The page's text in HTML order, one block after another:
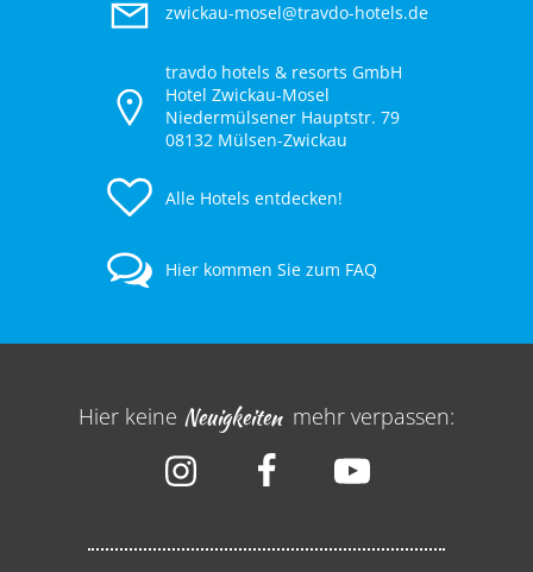
zwickau-mosel@travdo-hotels.de
travdo hotels & resorts GmbH
Hotel Zwickau-Mosel
Niedermülsener Hauptstr. 79
08132 Mülsen-Zwickau
Alle Hotels entdecken!
Hier kommen Sie zum FAQ
Hier keine Neuigkeiten mehr verpassen: